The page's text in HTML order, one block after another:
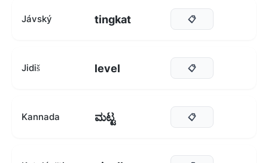
Jávský tingkat 📋
Jidiš level 📋
Kannada ಮಟ್ಟ 📋